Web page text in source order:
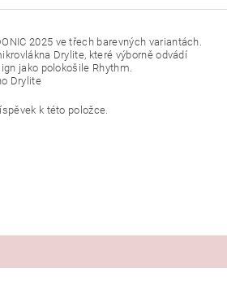
2025 ve třech barevných variantách.
Drylite, které výborně odvádí
jako polokošile Rhythm.
Drylite
k této položce.